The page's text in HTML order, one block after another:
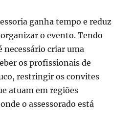
ganha tempo e reduz
o evento. Tendo
necessário criar uma
os profissionais de
restringir os convites
atuam em regiões
o assessorado está